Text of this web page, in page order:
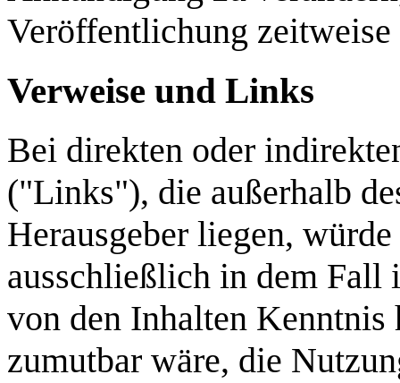
Veröffentlichung
Verweise und Links
Bei direkten oder
("Links"), die außerhalb
Herausgeber liegen,
ausschließlich in dem Fall
von den Inhalten
zumutbar wäre, die